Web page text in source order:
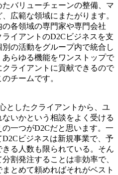
バリューチェーンの整備、マ
広範な領域にまたがります。
各領域の専門家や専門会社
イアントのD2Cビジネスを支
の活動をグループ内で統合し
らゆる機能をワンストップで
ライアントに貢献できるので
チームです。
としたクライアントから、ユ
いかという相談をよく受ける
一つがD2Cだと思います。一
ビジネスは新規事業で、予
る人数も限られている。そん
割発注することは非効率で、
とめて頼めればそれがベスト